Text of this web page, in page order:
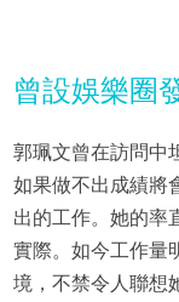
曾設娛樂圈
郭珮文曾在訪問中
如果做不出成績將
出的工作。她的率
實際。如今工作量
境，不禁令人聯想